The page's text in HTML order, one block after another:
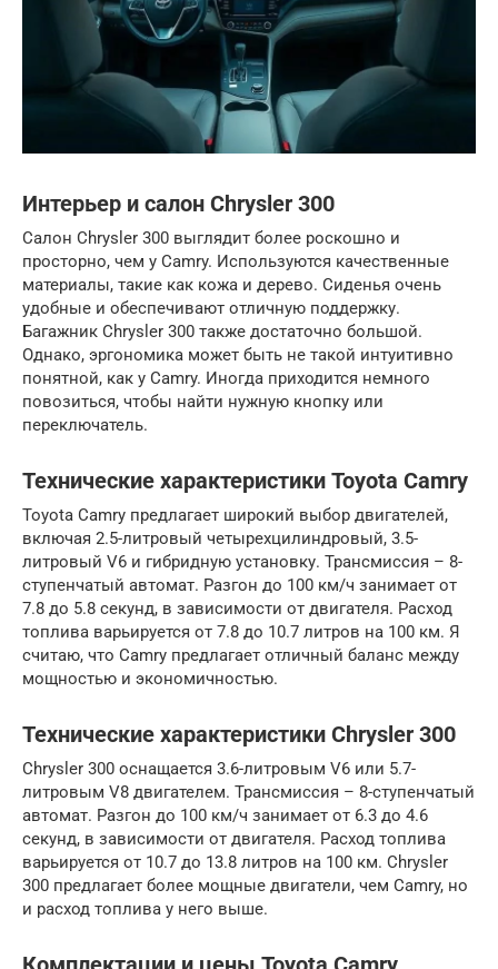
Интерьер и салон Chrysler 300
Салон Chrysler 300 выглядит более роскошно и
просторно, чем у Camry. Используются качественные
материалы, такие как кожа и дерево. Сиденья очень
удобные и обеспечивают отличную поддержку.
Багажник Chrysler 300 также достаточно большой.
Однако, эргономика может быть не такой интуитивно
понятной, как у Camry. Иногда приходится немного
повозиться, чтобы найти нужную кнопку или
переключатель.
Технические характеристики Toyota Camry
Toyota Camry предлагает широкий выбор двигателей,
включая 2.5-литровый четырехцилиндровый, 3.5-
литровый V6 и гибридную установку. Трансмиссия – 8-
ступенчатый автомат. Разгон до 100 км/ч занимает от
7.8 до 5.8 секунд, в зависимости от двигателя. Расход
топлива варьируется от 7.8 до 10.7 литров на 100 км. Я
считаю, что Camry предлагает отличный баланс между
мощностью и экономичностью.
Технические характеристики Chrysler 300
Chrysler 300 оснащается 3.6-литровым V6 или 5.7-
литровым V8 двигателем. Трансмиссия – 8-ступенчатый
автомат. Разгон до 100 км/ч занимает от 6.3 до 4.6
секунд, в зависимости от двигателя. Расход топлива
варьируется от 10.7 до 13.8 литров на 100 км. Chrysler
300 предлагает более мощные двигатели, чем Camry, но
и расход топлива у него выше.